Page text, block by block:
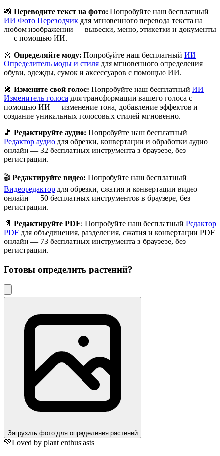
📸 Переводите текст на фото: Попробуйте наш бесплатный
ИИ Фото Переводчик для мгновенного перевода текста на
любом изображении — вывески, меню, этикетки и документы
— с помощью ИИ.
👗 Определяйте моду: Попробуйте наш бесплатный ИИ
Определитель моды и стиля для мгновенного определения
обуви, одежды, сумок и аксессуаров с помощью ИИ.
🎤 Измените свой голос: Попробуйте наш бесплатный ИИ
Изменитель голоса для трансформации вашего голоса с
помощью ИИ — изменение тона, добавление эффектов и
создание уникальных голосовых стилей мгновенно.
🎵 Редактируйте аудио: Попробуйте наш бесплатный
Редактор аудио для обрезки, конвертации и обработки аудио
онлайн — 32 бесплатных инструмента в браузере, без
регистрации.
🎬 Редактируйте видео: Попробуйте наш бесплатный
Видеоредактор для обрезки, сжатия и конвертации видео
онлайн — 50 бесплатных инструментов в браузере, без
регистрации.
📄 Редактируйте PDF: Попробуйте наш бесплатный Редактор
PDF для объединения, разделения, сжатия и конвертации PDF
онлайн — 73 бесплатных инструмента в браузере, без
регистрации.
Готовы определить растений?
Загрузить фото для определения растений
💚Loved by plant enthusiasts